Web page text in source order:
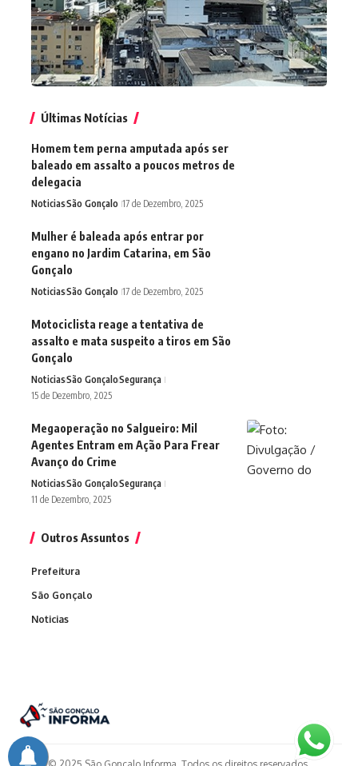
Últimas Notícias
Homem tem perna amputada após ser
baleado em assalto a poucos metros de
delegacia
NoticiasSão Gonçalo 17 de Dezembro, 2025
Mulher é baleada após entrar por
engano no Jardim Catarina, em São
Gonçalo
NoticiasSão Gonçalo 17 de Dezembro, 2025
Motociclista reage a tentativa de
assalto e mata suspeito a tiros em São
Gonçalo
NoticiasSão GonçaloSegurança
15 de Dezembro, 2025
Megaoperação no Salgueiro: Mil
Agentes Entram em Ação Para Frear
Avanço do Crime
NoticiasSão GonçaloSegurança
11 de Dezembro, 2025
Outros Assuntos
Prefeitura
São Gonçalo
Noticias